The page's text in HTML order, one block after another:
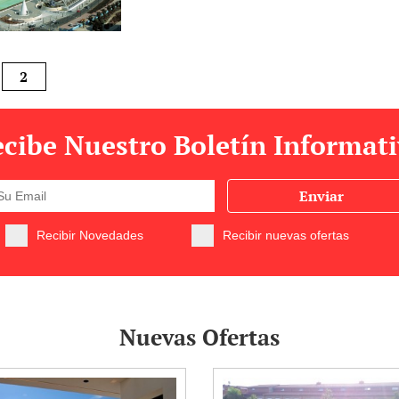
2
Nuestro Boletín
Enviar
Recibir Novedades Recibir nuevas ofertas
Nuevas Ofertas